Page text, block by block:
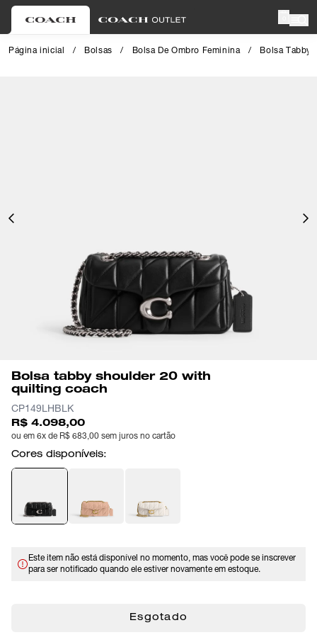
Página inicial / Bolsas / Bolsa De Ombro Feminina / Bolsa Tabby
Bolsa tabby shoulder 20 with
quilting coach
CP149LHBLK
R$ 4.098,00
ou em 6x de R$ 683,00 sem juros no cartão
Cores disponíveis:
Este item não está disponível no momento, mas você pode se inscrever
para ser notificado quando ele estiver novamente em estoque.
Esgotado